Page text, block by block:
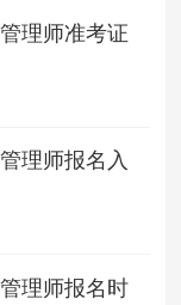
理师准考证
理师报名入
理师报名时